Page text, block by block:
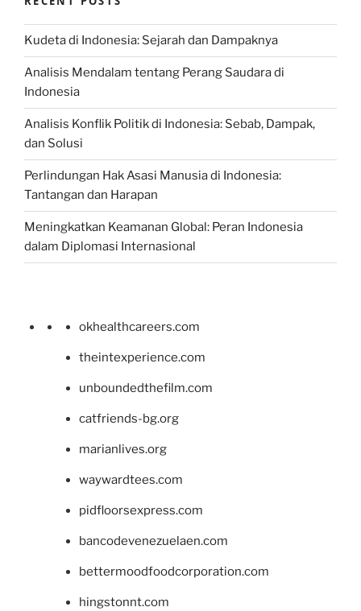
Kudeta di Indonesia: Sejarah dan Dampaknya
Analisis Mendalam tentang Perang Saudara di
Indonesia
Analisis Konflik Politik di Indonesia: Sebab, Dampak,
dan Solusi
Perlindungan Hak Asasi Manusia di Indonesia:
Tantangan dan Harapan
Meningkatkan Keamanan Global: Peran Indonesia
dalam Diplomasi Internasional
okhealthcareers.com
theintexperience.com
unboundedthefilm.com
catfriends-bg.org
marianlives.org
waywardtees.com
pidfloorsexpress.com
bancodevenezuelaen.com
bettermoodfoodcorporation.com
hingstonnt.com